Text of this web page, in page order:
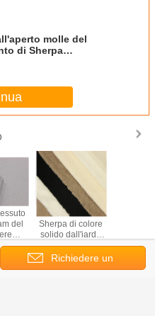
molle del
di Sherpa
del
Tessuto caldo di
Sherpa di colore
solido dall'iarda
220gsm per la
maglia con
Richiedere un